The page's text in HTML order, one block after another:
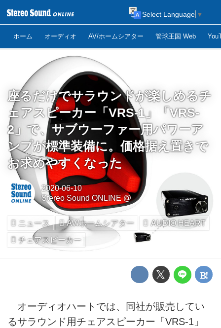
ホーム オーディオ AV/ホームシアター 管球王国 Web
Select Language ▼
座るだけでサラウンドが楽しめるチ
ェアスピーカー「VRS-1」「VRS-
2」で、サブウーファー用パワーア
ンプが標準装備に。価格据え置きで
お求めやすくなった
2020-06-10
Stereo Sound ONLINE @
ニュース AV/ホームシアター
AUDIO HEART
チェアスピーカー
オーディオハートでは、同社が販売してい
るサラウンド用チェアスピーカー「VRS-1」